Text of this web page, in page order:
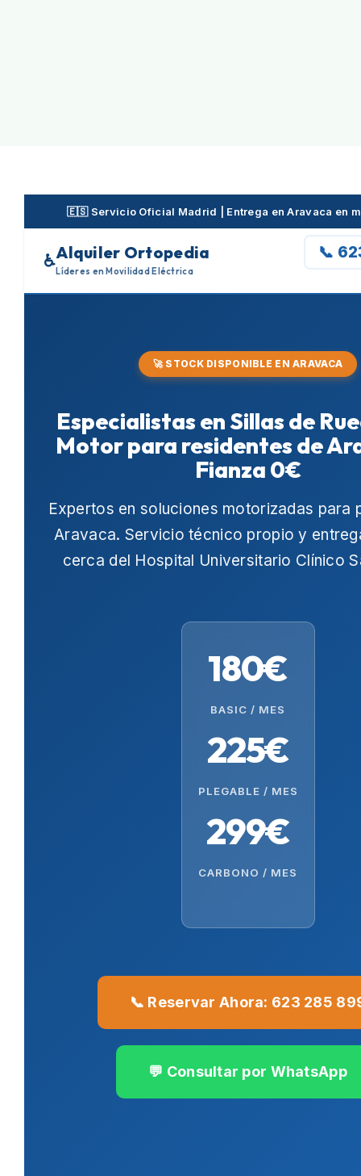
🇪🇸 Servicio Oficial Madrid | Entrega en Aravaca en
♿Alquiler Ortopedia
Líderes en Movilidad Eléctrica
📞
🚀 STOCK DISPONIBLE EN ARAVACA
Especialistas en Sillas de
Motor para residentes de
Fianza 0€
Expertos en soluciones motorizadas para
Aravaca. Servicio técnico propio y
cerca del Hospital Universitario Clínico
180€
BASIC / MES
225€
PLEGABLE / MES
299€
CARBONO / MES
📞 Reservar Ahora: 623 285
💬 Consultar por WhatsApp